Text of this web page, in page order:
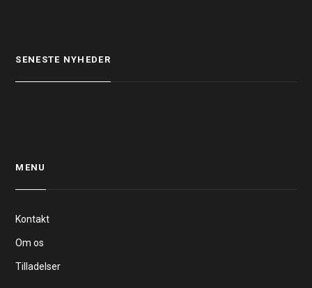
SENESTE NYHEDER
MENU
Kontakt
Om os
Tilladelser